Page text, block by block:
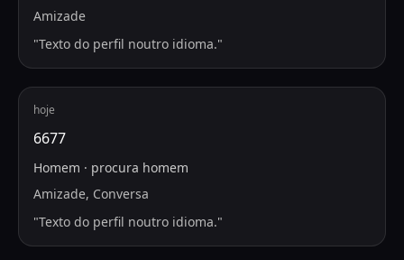
Amizade
"Texto do perfil noutro idioma."
hoje
6677
Homem · procura homem
Amizade, Conversa
"Texto do perfil noutro idioma."